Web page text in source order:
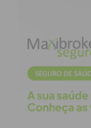
orientação
Smart
para
Smart
integrada